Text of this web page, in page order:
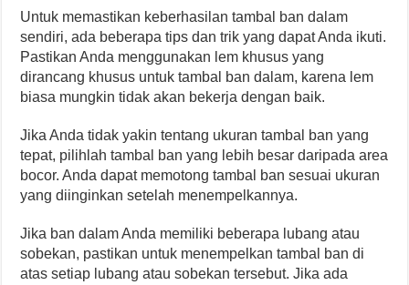
Untuk memastikan keberhasilan tambal ban dalam
sendiri, ada beberapa tips dan trik yang dapat Anda ikuti.
Pastikan Anda menggunakan lem khusus yang
dirancang khusus untuk tambal ban dalam, karena lem
biasa mungkin tidak akan bekerja dengan baik.
Jika Anda tidak yakin tentang ukuran tambal ban yang
tepat, pilihlah tambal ban yang lebih besar daripada area
bocor. Anda dapat memotong tambal ban sesuai ukuran
yang diinginkan setelah menempelkannya.
Jika ban dalam Anda memiliki beberapa lubang atau
sobekan, pastikan untuk menempelkan tambal ban di
atas setiap lubang atau sobekan tersebut. Jika ada